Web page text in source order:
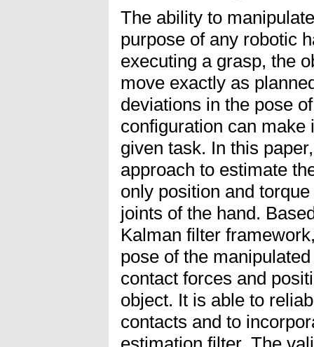
The ability to
purpose of any robotic
executing a grasp, the
move exactly as
deviations in the pose
configuration can
given task. In this
approach to estimate
only position and
joints of the hand.
Kalman filter
pose of the
contact forces and
object. It is able to
contacts and to